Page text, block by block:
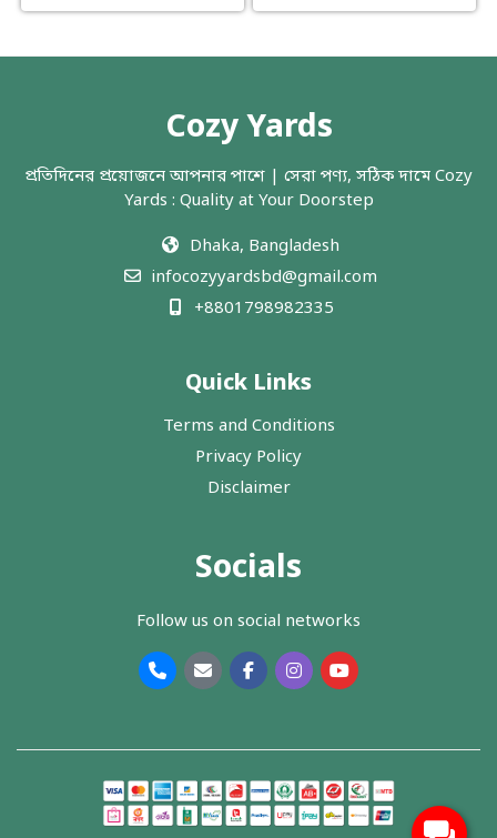
Cozy Yards
প্রতিদিনের প্রয়োজনে আপনার পাশে | সেরা পণ্য, সঠিক দামে Cozy
Yards : Quality at Your Doorstep
Dhaka, Bangladesh
infocozyyardsbd@gmail.com
+8801798982335
Quick Links
Terms and Conditions
Privacy Policy
Disclaimer
Socials
Follow us on social networks